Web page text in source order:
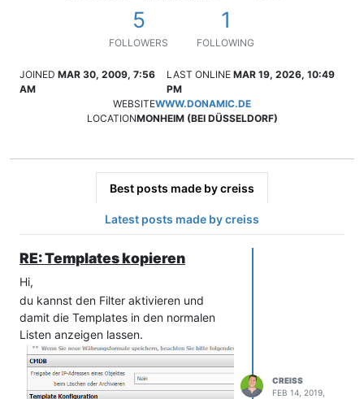
5
FOLLOWERS
1
FOLLOWING
JOINED MAR 30, 2009, 7:56
AM
LAST ONLINE MAR 19, 2026, 10:49
PM
WEBSITEWWW.DONAMIC.DE
LOCATIONMONHEIM (BEI DÜSSELDORF)
Best posts made by creiss
Latest posts made by creiss
RE: Templates kopieren
Hi,
du kannst den Filter aktivieren und
damit die Templates in den normalen
Listen anzeigen lassen.
CREISS
FEB 14, 2019,